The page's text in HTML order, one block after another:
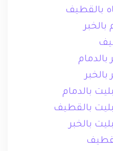
بالقطيف
بالدمام
بالقطيف
بالخبر